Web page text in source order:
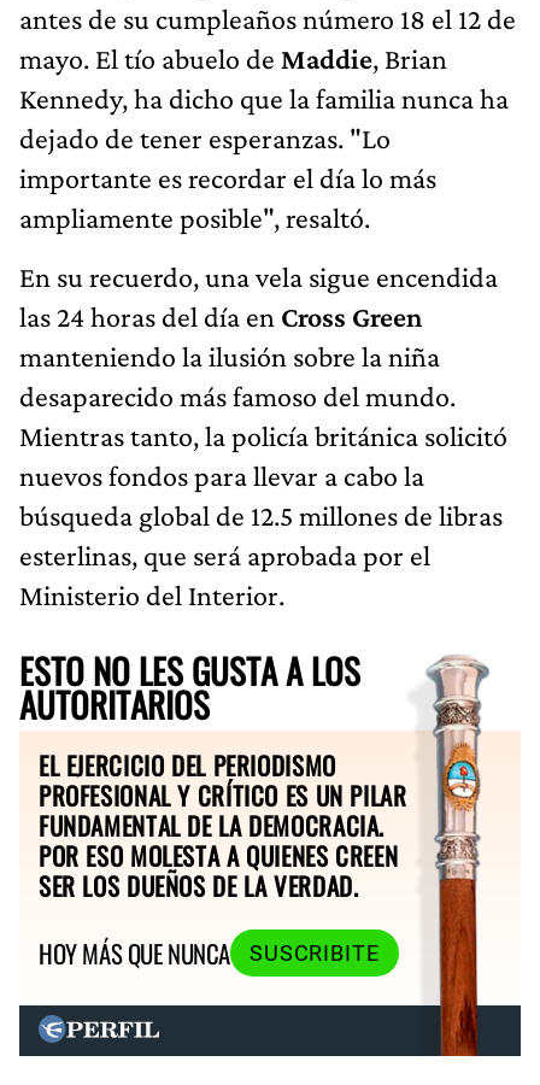
antes de su cumpleaños número 18 el 12 de
mayo. El tío abuelo de Maddie, Brian
Kennedy, ha dicho que la familia nunca ha
dejado de tener esperanzas. "Lo
importante es recordar el día lo más
ampliamente posible", resaltó.
En su recuerdo, una vela sigue encendida
las 24 horas del día en Cross Green
manteniendo la ilusión sobre la niña
desaparecido más famoso del mundo.
Mientras tanto, la policía británica solicitó
nuevos fondos para llevar a cabo la
búsqueda global de 12.5 millones de libras
esterlinas, que será aprobada por el
Ministerio del Interior.
ESTO NO LES GUSTA A LOS
AUTORITARIOS
EL EJERCICIO DEL PERIODISMO
PROFESIONAL Y CRÍTICO ES UN PILAR
FUNDAMENTAL DE LA DEMOCRACIA.
POR ESO MOLESTA A QUIENES CREEN
SER LOS DUEÑOS DE LA VERDAD.
HOY MÁS QUE NUNCA
SUSCRIBITE